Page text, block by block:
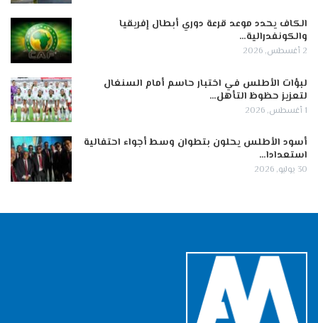
الكاف يحدد موعد قرعة دوري أبطال إفريقيا
والكونفدرالية…
2 أغسطس, 2026
لبؤات الأطلس في اختبار حاسم أمام السنغال
لتعزيز حظوظ التأهل…
1 أغسطس, 2026
أسود الأطلس يحلون بتطوان وسط أجواء احتفالية
استعدادا…
30 يوليو, 2026